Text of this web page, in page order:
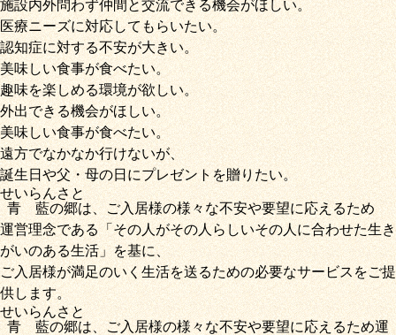
施設内外問わず仲間と交流できる機会がほしい。
医療ニーズに対応してもらいたい。
認知症に対する不安が大きい。
美味しい食事が食べたい。
趣味を楽しめる環境が欲しい。
外出できる機会がほしい。
美味しい食事が食べたい。
遠方でなかなか行けないが、
誕生日や父・母の日にプレゼントを贈りたい。
青藍
せいらん
の郷
さと
は、ご入居様の様々な不安や要望に応えるため
運営理念である「その人がその人らしいその人に合わせた生き
がいのある生活」を基に、
ご入居様が満足のいく生活を送るための必要なサービスをご提
供します。
青藍
せいらん
の郷
さと
は、ご入居様の様々な不安や要望に応えるため運